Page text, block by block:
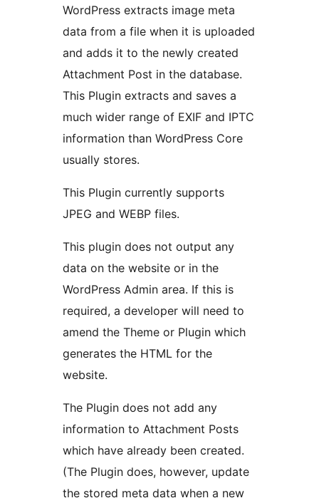
WordPress extracts image meta
data from a file when it is uploaded
and adds it to the newly created
Attachment Post in the database.
This Plugin extracts and saves a
much wider range of EXIF and IPTC
information than WordPress Core
usually stores.
This Plugin currently supports
JPEG and WEBP files.
This plugin does not output any
data on the website or in the
WordPress Admin area. If this is
required, a developer will need to
amend the Theme or Plugin which
generates the HTML for the
website.
The Plugin does not add any
information to Attachment Posts
which have already been created.
(The Plugin does, however, update
the stored meta data when a new